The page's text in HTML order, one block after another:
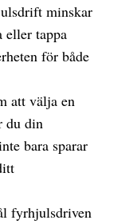
minskar
eller tappa
för både
att välja en
du din
bara sparar
fyrhjulsdriven